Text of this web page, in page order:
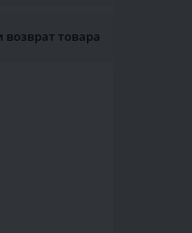
возврат товара